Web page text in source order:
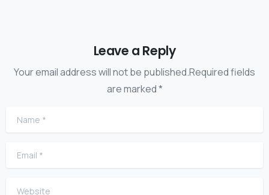
Leave a Reply
Your email address will not be published.Required fields
are marked *
Name
Email
Website